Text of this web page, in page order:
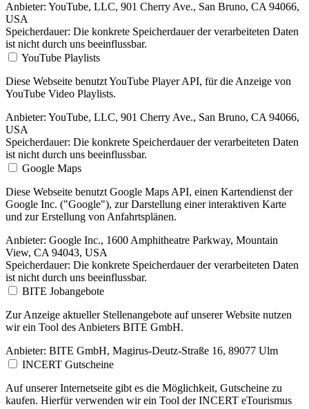
Anbieter: YouTube, LLC, 901 Cherry Ave., San Bruno, CA 94066,
USA
Speicherdauer: Die konkrete Speicherdauer der verarbeiteten Daten
ist nicht durch uns beeinflussbar.
YouTube Playlists
Diese Webseite benutzt YouTube Player API, für die Anzeige von
YouTube Video Playlists.
Anbieter: YouTube, LLC, 901 Cherry Ave., San Bruno, CA 94066,
USA
Speicherdauer: Die konkrete Speicherdauer der verarbeiteten Daten
ist nicht durch uns beeinflussbar.
Google Maps
Diese Webseite benutzt Google Maps API, einen Kartendienst der
Google Inc. ("Google"), zur Darstellung einer interaktiven Karte
und zur Erstellung von Anfahrtsplänen.
Anbieter: Google Inc., 1600 Amphitheatre Parkway, Mountain
View, CA 94043, USA
Speicherdauer: Die konkrete Speicherdauer der verarbeiteten Daten
ist nicht durch uns beeinflussbar.
BITE Jobangebote
Zur Anzeige aktueller Stellenangebote auf unserer Website nutzen
wir ein Tool des Anbieters BITE GmbH.
Anbieter: BITE GmbH, Magirus-Deutz-Straße 16, 89077 Ulm
INCERT Gutscheine
Auf unserer Internetseite gibt es die Möglichkeit, Gutscheine zu
kaufen. Hierfür verwenden wir ein Tool der INCERT eTourismus